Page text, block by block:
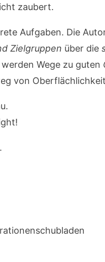
zaubert.
Aufgaben. Die
Zielgruppen über die
Wege zu guten
von